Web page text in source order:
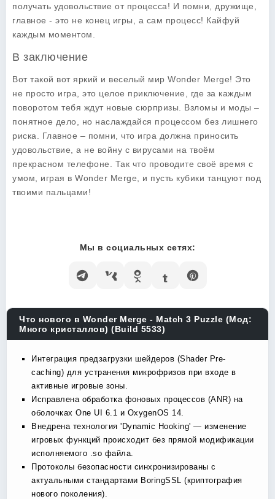
получать удовольствие от процесса! И помни, дружище,
главное - это не конец игры, а сам процесс! Кайфуй
каждым моментом.
В заключение
Вот такой вот яркий и веселый мир Wonder Merge! Это
не просто игра, это целое приключение, где за каждым
поворотом тебя ждут новые сюрпризы. Взломы и моды –
понятное дело, но наслаждайся процессом без лишнего
риска. Главное – помни, что игра должна приносить
удовольствие, а не войну с вирусами на твоём
прекрасном телефоне. Так что проводите своё время с
умом, играя в Wonder Merge, и пусть кубики танцуют под
твоими пальцами!
Мы в социальных сетях:
Что нового в Wonder Merge - Match 3 Puzzle (Мод:
Много кристаллов) (Build 5533)
Интеграция предзагрузки шейдеров (Shader Pre-
caching) для устранения микрофризов при входе в
активные игровые зоны.
Исправлена обработка фоновых процессов (ANR) на
оболочках One UI 6.1 и OxygenOS 14.
Внедрена технология 'Dynamic Hooking' — изменение
игровых функций происходит без прямой модификации
исполняемого .so файла.
Протоколы безопасности синхронизированы с
актуальными стандартами BoringSSL (криптография
нового поколения).